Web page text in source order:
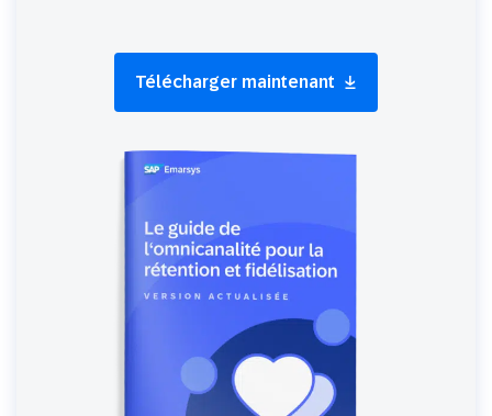
Télécharger maintenant